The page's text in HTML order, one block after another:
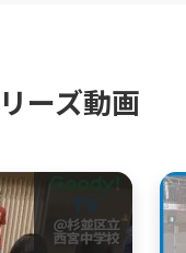
ーズ動画